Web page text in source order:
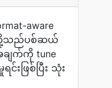
aware
တို့သည်ပစ်ဆယ်
ျက်ကို tune
းဖြစ်ပြီး သုံး